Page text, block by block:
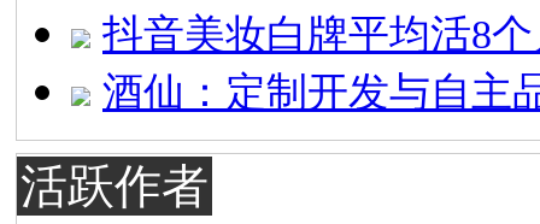
抖音美妆白牌平均活8
酒仙：定制开发与自主
活跃作者